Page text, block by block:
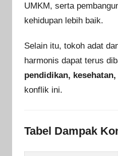
UMKM, serta
kehidupan lebih baik.
Selain itu, tokoh adat
harmonis dapat terus
pendidikan, kesehatan,
konflik ini.
Tabel Dampak